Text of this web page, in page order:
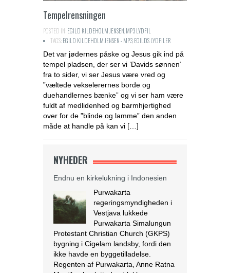
Tempelrensningen
POSTED IN:EGILD KILDEHOLM JENSEN MP3 LYDFIL
TAGS:EGILD KILDEHOLM JENSEN - MP3 EGILDS LYDFILER
Det var jødernes påske og Jesus gik ind på
tempel pladsen, der ser vi ’Davids sønnen’
fra to sider, vi ser Jesus være vred og
”væltede vekselerernes borde og
duehandlernes bænke” og vi ser ham være
fuldt af medlidenhed og barmhjertighed
over for de ”blinde og lamme” den anden
måde at handle på kan vi […]
NYHEDER
Endnu en kirkelukning i Indonesien
Purwakarta
regeringsmyndigheden i
Vestjava lukkede
Protestant Christian Church (GKPS)
ikke havde en byggetilladelse.
Regenten af Purwakarta, Anne Ratna
Mustika, besluttede at lukke
kirkebygningen, fordi den ikke havde
tilladelse og for at undgå konflikt i det
muslimske flertalssamfund. Regenten
foreslog derefter, at GKPS-
menigheden skulle tilbede i en anden
[…][Læs mere...]